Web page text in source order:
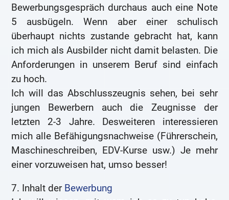
Bewerbungsgespräch durchaus auch eine Note
5 ausbügeln. Wenn aber einer schulisch
überhaupt nichts zustande gebracht hat, kann
ich mich als Ausbilder nicht damit belasten. Die
Anforderungen in unserem Beruf sind einfach
zu hoch.
Ich will das Abschlusszeugnis sehen, bei sehr
jungen Bewerbern auch die Zeugnisse der
letzten 2-3 Jahre. Desweiteren interessieren
mich alle Befähigungsnachweise (Führerschein,
Maschineschreiben, EDV-Kurse usw.) Je mehr
einer vorzuweisen hat, umso besser!
7. Inhalt der Bewerbung